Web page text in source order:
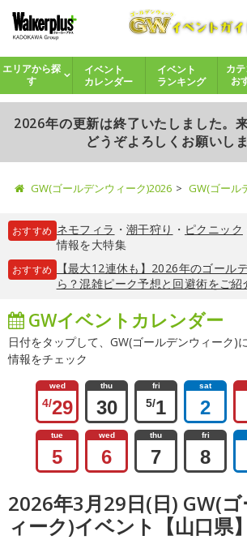
エリアから探
す
イベント
カレンダー
イベント
ランキング
カ
お
2026年の更新は終了いたしました。
どうぞよろしくお願いしま
GW(ゴールデンウィーク)2026 GW(ゴール
おすすめ ネモフィラ ・ 潮干狩り ・ ピクニック
情報を大特集
おすすめ
【最大12連休も】2026年のゴール
ら？混雑ピーク予想と回避術をご紹
GWイベントカレンダー
日付をタップして、GW(ゴールデンウィーク)
情報をチェック
wed
4/29
thu
30
fri
5/1
sat
2
tue
5
wed
6
thu
7
fri
8
2026年3月29日(日) GW(
ィーク)イベント【山口県】